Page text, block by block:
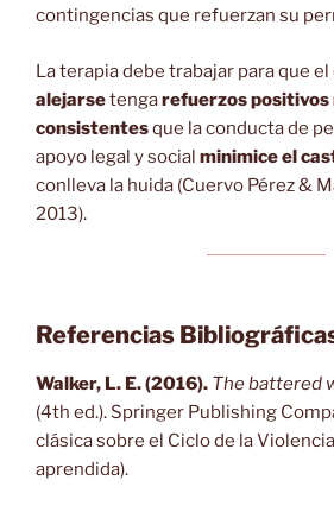
contingencias que refuerzan su
La terapia debe trabajar para que
alejarsetengarefuerzos positivos
consistentesque la conducta de
apoyo legal y social minimice el
conlleva la huida (Cuervo Pérez &
2013).
Referencias
Walker, L. E. (2016). The battered
(4th ed.). Springer Publishing
clásica sobre el Ciclo de la
aprendida).